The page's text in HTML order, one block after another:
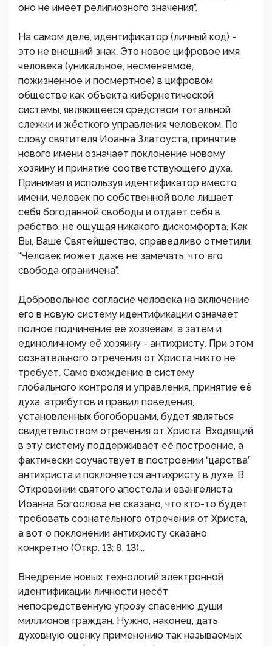
оно не имеет религиозного значения”.
На самом деле, идентификатор (личный код) -
это не внешний знак. Это новое цифровое имя
человека (уникальное, несменяемое,
пожизненное и посмертное) в цифровом
обществе как объекта кибернетической
системы, являющееся средством тотальной
слежки и жёсткого управления человеком. По
слову святителя Иоанна Златоуста, принятие
нового имени означает поклонение новому
хозяину и принятие соответствующего духа.
Принимая и используя идентификатор вместо
имени, человек по собственной воле лишает
себя богоданной свободы и отдает себя в
рабство, не ощущая никакого дискомфорта. Как
Вы, Ваше Святейшество, справедливо отметили:
“Человек может даже не замечать, что его
свобода ограничена”.
Добровольное согласие человека на включение
его в новую систему идентификации означает
полное подчинение её хозяевам, а затем и
единоличному её хозяину - антихристу. При этом
сознательного отречения от Христа никто не
требует. Само вхождение в систему
глобального контроля и управления, принятие её
духа, атрибутов и правил поведения,
установленных богоборцами, будет являться
свидетельством отречения от Христа. Входящий
в эту систему поддерживает её построение, а
фактически соучаствует в построении “царства”
антихриста и поклоняется антихристу в духе. В
Откровении святого апостола и евангелиста
Иоанна Богослова не сказано, что кто-то будет
требовать сознательного отречения от Христа,
а вот о поклонении антихристу сказано
конкретно (Откр. 13: 8, 13)...
Внедрение новых технологий электронной
идентификации личности несёт
непосредственную угрозу спасению души
миллионов граждан. Нужно, наконец, дать
духовную оценку применению так называемых